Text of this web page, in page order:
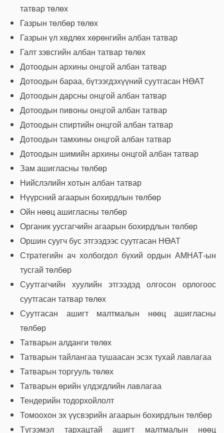
татвар төлөх
Газрын төлбөр төлөх
Газрын үл хөдлөх хөрөнгийн албан татвар
Галт зэвсгийн албан татвар төлөх
Дотоодын архины онцгой албан татвар
Дотоодын бараа, бүтээгдэхүүний суутгасан НӨАТ
Дотоодын дарсны онцгой албан татвар
Дотоодын пивоны онцгой албан татвар
Дотоодын спиртийн онцгой албан татвар
Дотоодын тамхины онцгой албан татвар
Дотоодын шимийн архины онцгой албан татвар
Зам ашигласны төлбөр
Нийслэлийн хотын албан татвар
Нүүрсний агаарын бохирдлын төлбөр
Ойн нөөц ашигласны төлбөр
Органик уусгагчийн агаарын бохирдлын төлбөр
Оршин суугч бус этгээдээс суутгасан НӨАТ
Стратегийн ач холбогдол бүхий ордын АМНАТ-ын
тусгай төлбөр
Суутгагчийн хуулийн этгээдэд олгосон орлогоос
суутгасан татвар төлөх
Суутгасан ашигт малтмалын нөөц ашигласны
төлбөр
Татварын алданги төлөх
Татварын тайлангаа тушаасан эсэх тухай лавлагаа
Татварын торгууль төлөх
Татварын өрийн үлдэгдлийн лавлагаа
Тендерийн тодорхойлолт
Томоохон эх үүсвэрийн агаарын бохирдлын төлбөр
Түгээмэл тархацтай ашигт малтмалын нөөц